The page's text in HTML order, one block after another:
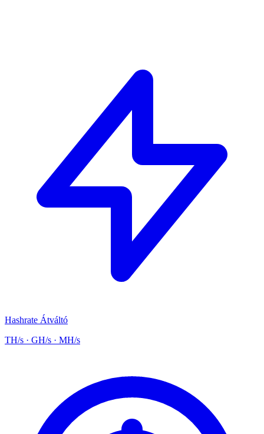
Hashrate Átváltó
TH/s · GH/s · MH/s